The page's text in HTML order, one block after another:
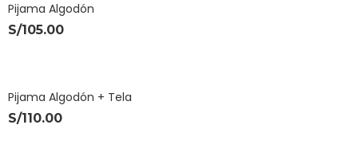
Pijama Algodón
S/105.00
Pijama Algodón + Tela
S/110.00